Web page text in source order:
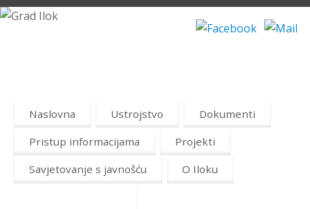
Naslovna Ustrojstvo Dokumenti
Pristup informacijama Projekti
Savjetovanje s javnošću O Iloku